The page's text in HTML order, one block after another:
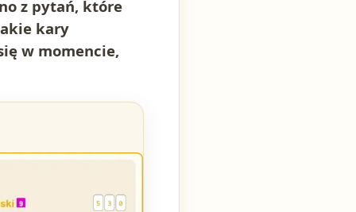
z pytań, które
kary
w momencie,